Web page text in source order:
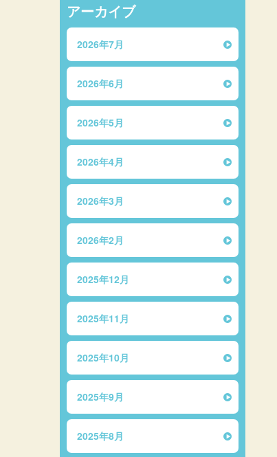
アーカイブ
2026年7月
2026年6月
2026年5月
2026年4月
2026年3月
2026年2月
2025年12月
2025年11月
2025年10月
2025年9月
2025年8月